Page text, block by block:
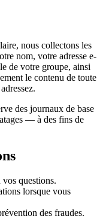
nous collectons les
nom, votre adresse e-
de votre groupe, ainsi
le contenu de toute
des journaux de base
— à des fins de
questions.
lorsque vous
des fraudes.